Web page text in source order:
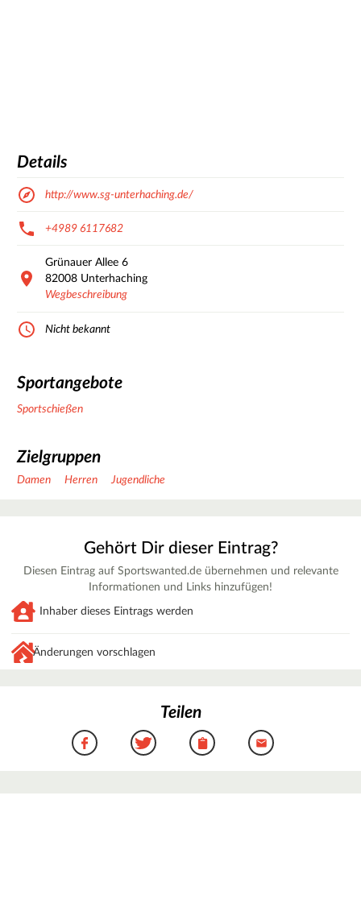
Details
http://www.sg-unterhaching.de/
+4989 6117682
Grünauer Allee 6
82008 Unterhaching
Wegbeschreibung
Nicht bekannt
Sportangebote
Sportschießen
Zielgruppen
Damen Herren Jugendliche
Gehört Dir dieser Eintrag?
Diesen Eintrag auf Sportswanted.de übernehmen und relevante
Informationen und Links hinzufügen!
Inhaber dieses Eintrags werden
Änderungen vorschlagen
Teilen